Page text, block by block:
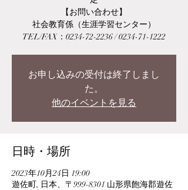
【お問い合わせ】
社会教育係（生涯学習センター）
TEL/FAX：0234-72-2236 / 0234-71-1222
お申し込みの受付は終了しまし
た。
他のイベントを見る
日時・場所
2023年10月24日 19:00
遊佐町, 日本、〒999-8301 山形県飽海郡遊佐